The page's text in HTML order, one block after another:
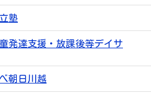
塾
発達支援・放課後等デイサ
朝日川越